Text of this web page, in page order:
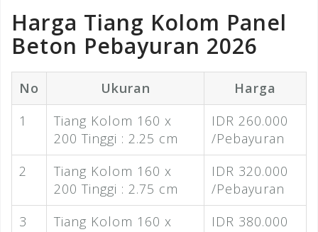
Harga Tiang Kolom Panel
Beton Pebayuran 2026
No Ukuran
Harga
1
Tiang Kolom 160 x
200 Tinggi : 2.25 cm
IDR 260.000
/Pebayuran
2
Tiang Kolom 160 x
200 Tinggi : 2.75 cm
IDR 320.000
/Pebayuran
3
Tiang Kolom 160 x
IDR 380.000